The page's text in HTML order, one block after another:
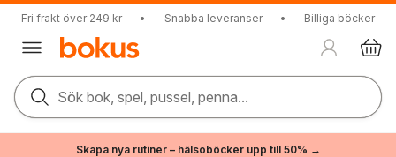
Fri frakt över 249 kr • Snabba leveranser • Billiga böcker
Sök bok, spel, pussel, penna...
Skapa nya rutiner – hälsoböcker upp till 50% →